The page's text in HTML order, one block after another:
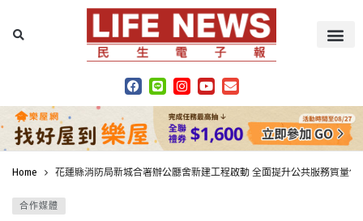
Home 花蓮縣消防局新城合署辦公廳舍新建工程啟動 全面提升公共服務質量保
合作媒體